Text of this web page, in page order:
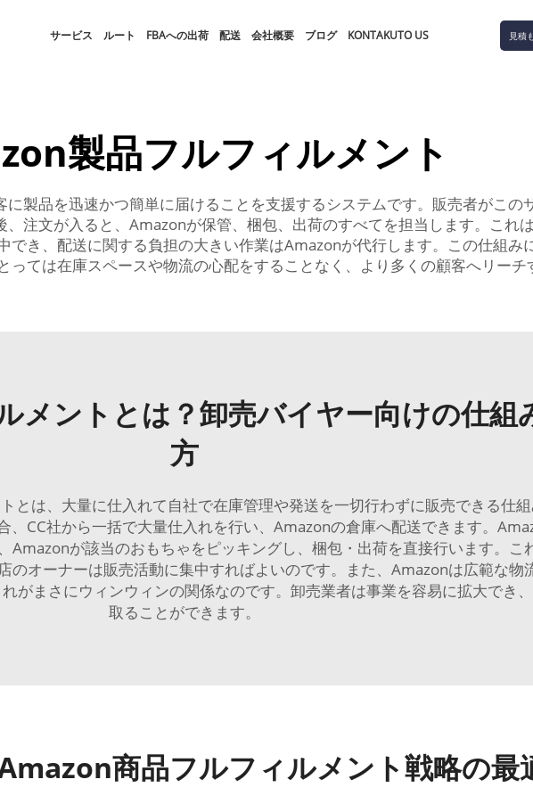
サービス ルート FBAへの出荷 配送 会社概要 ブログ KONTAKUTO US 見積
製品フルフィルメント
製品を迅速かつ簡単に届けることを支援するシステムです。販売者がこの
注文が入ると、Amazonが保管、梱包、出荷のすべてを担当します。これ
き、配送に関する負担の大きい作業はAmazonが代行します。この仕組み
ては在庫スペースや物流の心配をすることなく、より多くの顧客へリーチ
メントとは？卸売バイヤー向けの仕組
方
とは、大量に仕入れて自社で在庫管理や発送を一切行わずに販売できる仕
、CC社から一括で大量仕入れを行い、Amazonの倉庫へ配送できます。
Amazonが該当のおもちゃをピッキングし、梱包・出荷を直接行います。こ
のオーナーは販売活動に集中すればよいのです。また、Amazonは広範な物
がまさにウィンウィンの関係なのです。卸売業者は事業を容易に拡大でき
取ることができます。
商品フルフィルメント戦略の最